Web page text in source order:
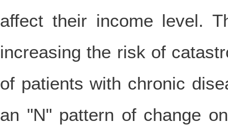
affect their income level.
increasing the risk of
of patients with chronic
an "N" pattern of change